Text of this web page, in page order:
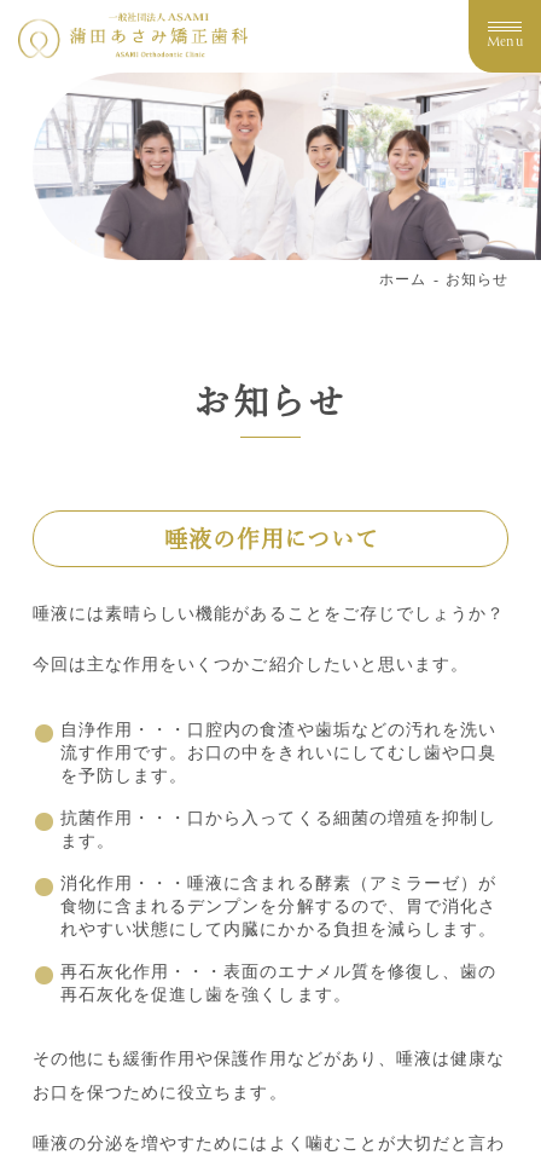
Menu
ホーム お知らせ
お知らせ
唾液の作用について
唾液には素晴らしい機能があることをご存じでしょうか？
今回は主な作用をいくつかご紹介したいと思います。
自浄作用・・・口腔内の食渣や歯垢などの汚れを洗い
流す作用です。お口の中をきれいにしてむし歯や口臭
を予防します。
抗菌作用・・・口から入ってくる細菌の増殖を抑制し
ます。
消化作用・・・唾液に含まれる酵素（アミラーゼ）が
食物に含まれるデンプンを分解するので、胃で消化さ
れやすい状態にして内臓にかかる負担を減らします。
再石灰化作用・・・表面のエナメル質を修復し、歯の
再石灰化を促進し歯を強くします。
その他にも緩衝作用や保護作用などがあり、唾液は健康な
お口を保つために役立ちます。
唾液の分泌を増やすためにはよく噛むことが大切だと言わ